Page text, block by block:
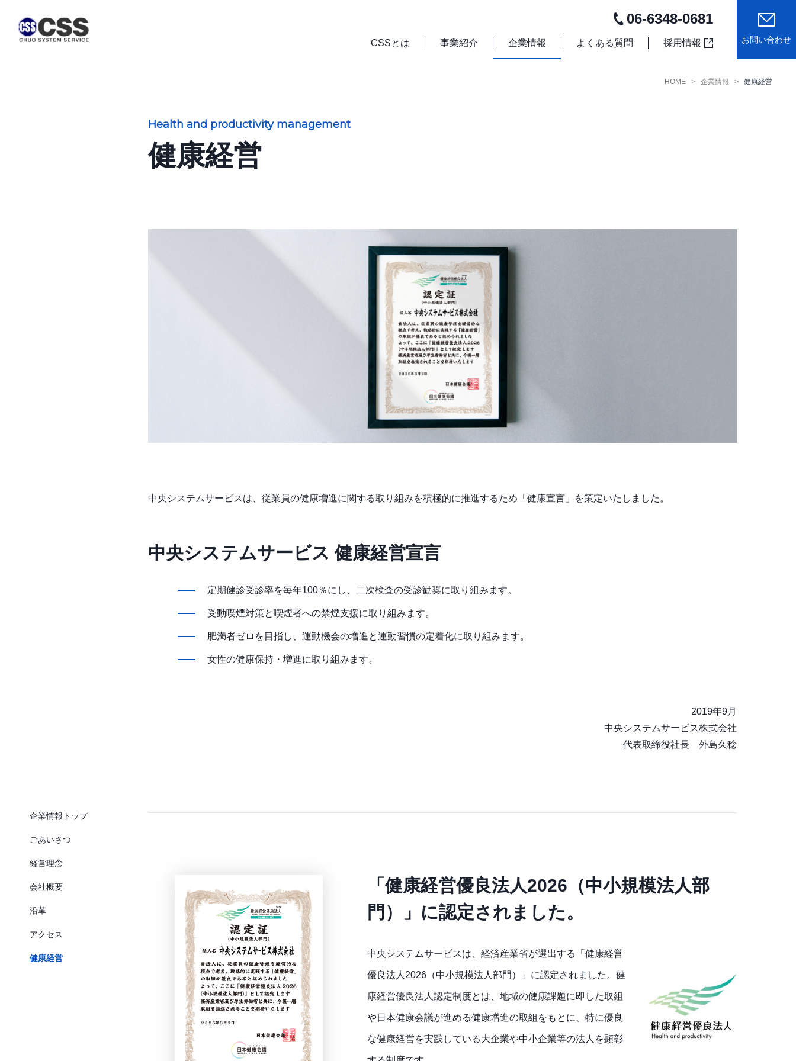
06-6348-0681
CSSとは 事業紹介 企業情報 よくある質問 採用情報 お問い合わせ
企業情報トップ
ごあいさつ
経営理念
会社概要
沿革
アクセス
健康経営
HOME 企業情報 健康経営
Health and productivity management
健康経営
中央システムサービスは、従業員の健康増進に関する取り組みを積極的に推進するため「健康宣言」を策定いたしました。
中央システムサービス 健康経営宣言
定期健診受診率を毎年100％にし、二次検査の受診勧奨に取り組みます。
受動喫煙対策と喫煙者への禁煙支援に取り組みます。
肥満者ゼロを目指し、運動機会の増進と運動習慣の定着化に取り組みます。
女性の健康保持・増進に取り組みます。
2019年9月
中央システムサービス株式会社
代表取締役社長 外島久稔
「健康経営優良法人2026（中小規模法人部
門）」に認定されました。
中央システムサービスは、経済産業省が選出する「健康経営
優良法人2026（中小規模法人部門）」に認定されました。健
康経営優良法人認定制度とは、地域の健康課題に即した取組
や日本健康会議が進める健康増進の取組をもとに、特に優良
な健康経営を実践している大企業や中小企業等の法人を顕彰